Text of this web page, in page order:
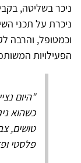
ניכר בשליטה,
ניכרת על תכני
וכמטופל, והרבה
הפעילויות
"היום
כשהוא
טושים,
פלסטי